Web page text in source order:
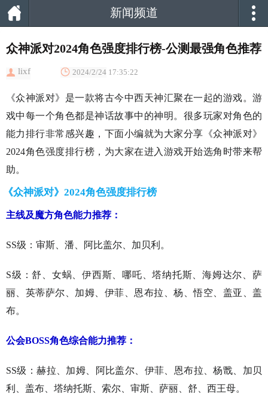
新闻频道
众神派对2024角色强度排行榜-公测最强角色推荐
lixf 2024/2/24 17:35:22
《众神派对》是一款将古今中西天神汇聚在一起的游戏。游
戏中每一个角色都是神话故事中的神明。很多玩家对角色的
能力排行非常感兴趣，下面小编就为大家分享《众神派对》
2024角色强度排行榜，为大家在进入游戏开始选角时带来帮
助。
《众神派对》2024角色强度排行榜
主线及魔方角色能力推荐：
SS级：审斯、潘、阿比盖尔、加贝利。
S级：舒、女蜗、伊西斯、哪吒、塔纳托斯、海姆达尔、萨
丽、英蒂萨尔、加姆、伊菲、恩布拉、杨、悟空、盖亚、盖
布。
公会BOSS角色综合能力推荐：
SS级：赫拉、加姆、阿比盖尔、伊菲、恩布拉、杨戬、加贝
利、盖布、塔纳托斯、索尔、审斯、萨丽、舒、西王母。